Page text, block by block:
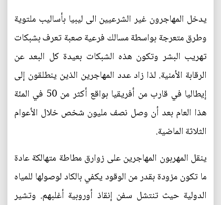
يدخل المهاجرون غير الشرعيين الى ليبيا بأساليب ملتوية
وطرق متعرجة بواسطة مسالك فرعية صعبة تعرف بشبكات
تهريب البشر وتكون هذه الشبكات بعيدة كل البعد عن
الرقابة الأمنية. لذا زاد عدد المهاجرين الذين ينطلقون إلى
إيطاليا في قارب من أفريقيا بواقع أكثر من 50 في المئة
هذا العام بعد أن وصل نصف مليون شخص خلال الأعوام
الثلاثة الماضية.
ينقل المهربون المهاجرين على زوارق مطاطة متهالكة عادة
ما تكون مزودة بقدر من الوقود يكفي بالكاد لوصولها للمياه
الدولية حيث تنتشل سفن إنقاذ أوروبية أغلبهم. وتشير